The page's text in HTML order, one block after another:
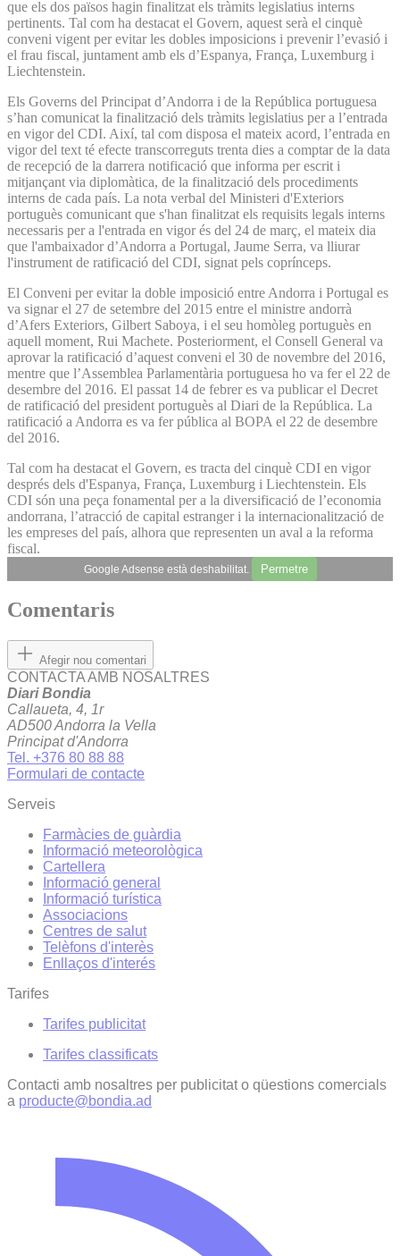
que els dos països hagin finalitzat els tràmits legislatius interns
pertinents. Tal com ha destacat el Govern, aquest serà el cinquè
conveni vigent per evitar les dobles imposicions i prevenir l’evasió i
el frau fiscal, juntament amb els d’Espanya, França, Luxemburg i
Liechtenstein.
Els Governs del Principat d’Andorra i de la República portuguesa
s’han comunicat la finalització dels tràmits legislatius per a l’entrada
en vigor del CDI. Així, tal com disposa el mateix acord, l’entrada en
vigor del text té efecte transcorreguts trenta dies a comptar de la data
de recepció de la darrera notificació que informa per escrit i
mitjançant via diplomàtica, de la finalització dels procediments
interns de cada país. La nota verbal del Ministeri d'Exteriors
portuguès comunicant que s'han finalitzat els requisits legals interns
necessaris per a l'entrada en vigor és del 24 de març, el mateix dia
que l'ambaixador d’Andorra a Portugal, Jaume Serra, va lliurar
l'instrument de ratificació del CDI, signat pels coprínceps.
El Conveni per evitar la doble imposició entre Andorra i Portugal es
va signar el 27 de setembre del 2015 entre el ministre andorrà
d’Afers Exteriors, Gilbert Saboya, i el seu homòleg portuguès en
aquell moment, Rui Machete. Posteriorment, el Consell General va
aprovar la ratificació d’aquest conveni el 30 de novembre del 2016,
mentre que l’Assemblea Parlamentària portuguesa ho va fer el 22 de
desembre del 2016. El passat 14 de febrer es va publicar el Decret
de ratificació del president portuguès al Diari de la República. La
ratificació a Andorra es va fer pública al BOPA el 22 de desembre
del 2016.
Tal com ha destacat el Govern, es tracta del cinquè CDI en vigor
després dels d'Espanya, França, Luxemburg i Liechtenstein. Els
CDI són una peça fonamental per a la diversificació de l’economia
andorrana, l’atracció de capital estranger i la internacionalització de
les empreses del país, alhora que representen un aval a la reforma
fiscal.
Google Adsense està deshabilitat. Permetre
Comentaris
Afegir nou comentari
CONTACTA AMB NOSALTRES
Diari Bondia
Callaueta, 4, 1r
AD500 Andorra la Vella
Principat d'Andorra
Tel. +376 80 88 88
Formulari de contacte
Serveis
Farmàcies de guàrdia
Informació meteorològica
Cartellera
Informació general
Informació turística
Associacions
Centres de salut
Telèfons d'interès
Enllaços d'interés
Tarifes
Tarifes publicitat
Tarifes classificats
Contacti amb nosaltres per publicitat o qüestions comercials
a producte@bondia.ad